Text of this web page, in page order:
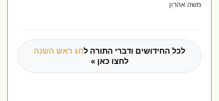
משה אהרון
לכל החידושים ודברי התורה לחג ראש השנה
לחצו כאן »